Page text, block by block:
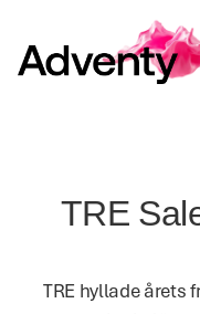
TRE
TRE hyllade årets